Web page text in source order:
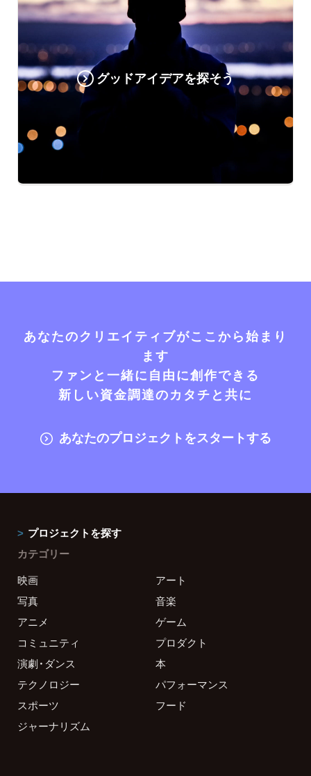
グッドアイデアを探そう
あなたのクリエイティブがここから始まり
ます
ファンと一緒に自由に創作できる
新しい資金調達のカタチと共に
あなたのプロジェクトをスタートする
プロジェクトを探す
カテゴリー
映画
アート
写真
音楽
アニメ
ゲーム
コミュニティ
プロダクト
演劇・ダンス
本
テクノロジー
パフォーマンス
スポーツ
フード
ジャーナリズム